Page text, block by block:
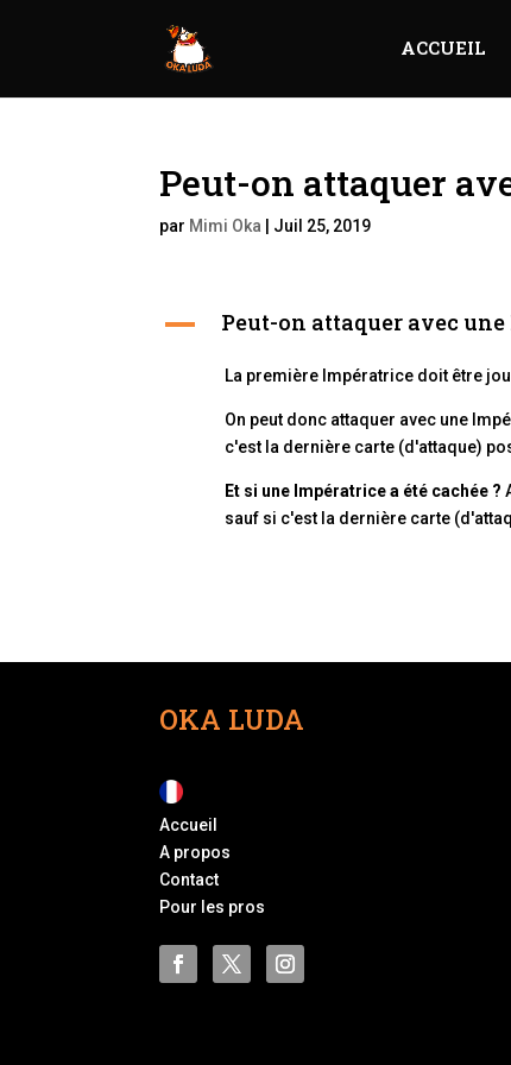
ACCUEIL
Peut-on attaquer
par Mimi Oka Juil 25, 2019
A Peut-on attaquer avec
La première Impératrice doit être
On peut donc attaquer avec une
c'est la dernière carte (d'attaque)
Et si une Impératrice a été cachée ?
sauf si c'est la dernière carte
OKA LUDA
Accueil
A propos
Contact
Pour les pros